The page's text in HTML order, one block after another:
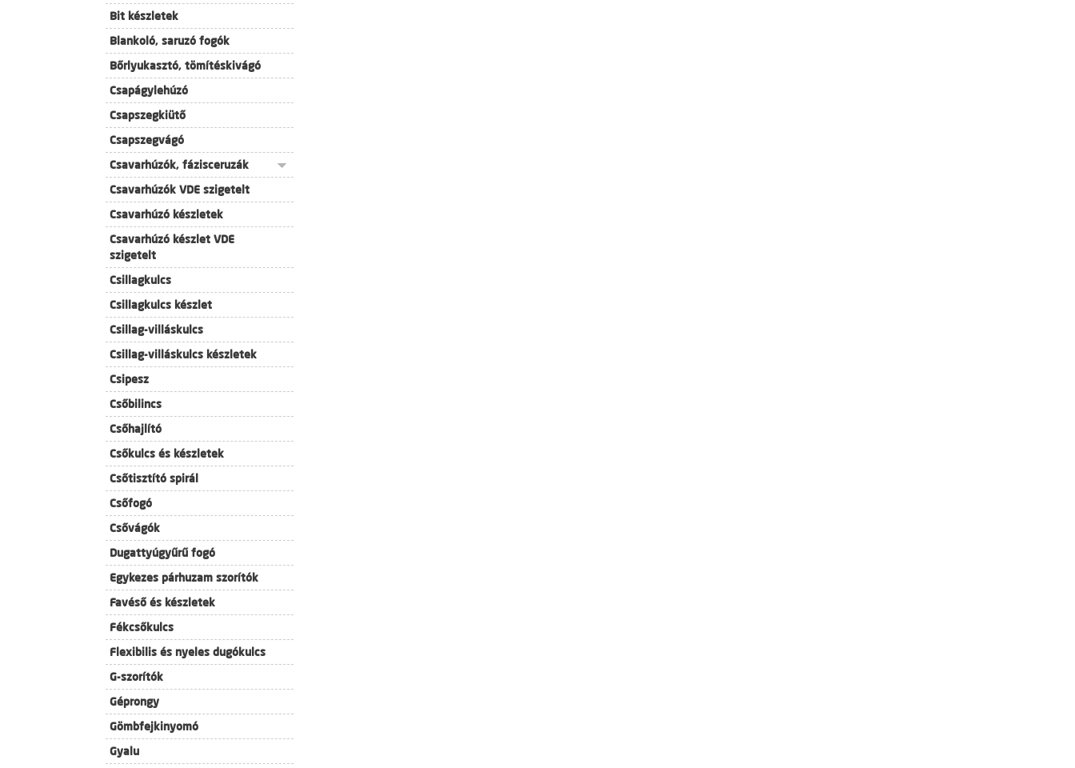
Bit készletek
Blankoló, saruzó fogók
Bőrlyukasztó, tömítéskivágó
Csapágylehúzó
Csapszegkiütő
Csapszegvágó
Csavarhúzók, fázisceruzák
Csavarhúzók VDE szigetelt
Csavarhúzó készletek
Csavarhúzó készlet VDE
szigetelt
Csillagkulcs
Csillagkulcs készlet
Csillag-villáskulcs
Csillag-villáskulcs készletek
Csipesz
Csőbilincs
Csőhajlító
Csőkulcs és készletek
Csőtisztító spirál
Csőfogó
Csővágók
Dugattyúgyűrű fogó
Egykezes párhuzam szorítók
Favéső és készletek
Fékcsőkulcs
Flexibilis és nyeles dugókulcs
G-szorítók
Géprongy
Gömbfejkinyomó
Gyalu